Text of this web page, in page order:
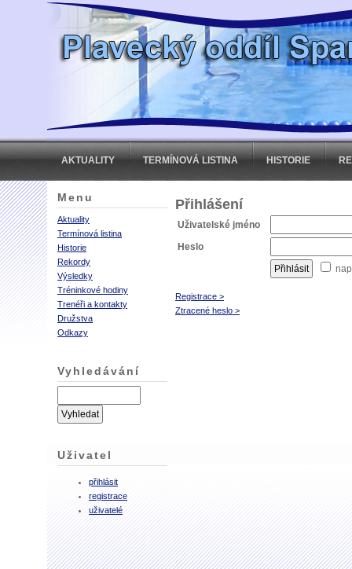
AKTUALITY TERMÍNOVÁ LISTINA HISTORIE
Menu
Aktuality
Termínová listina
Historie
Rekordy
Výsledky
Tréninkové hodiny
Trenéři a kontakty
Družstva
Odkazy
Vyhledávání
Uživatel
přihlásit
registrace
uživatelé
Přihlášení
Uživatelské jméno
Heslo
Registrace >
Ztracené heslo >